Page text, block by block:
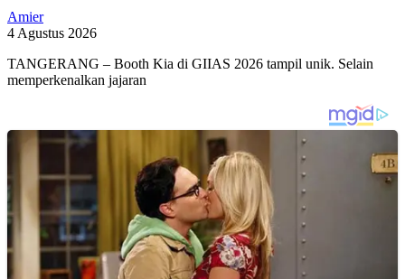
Amier
4 Agustus 2026
TANGERANG – Booth Kia di GIIAS 2026 tampil unik. Selain
memperkenalkan jajaran